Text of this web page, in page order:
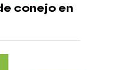
conejo en